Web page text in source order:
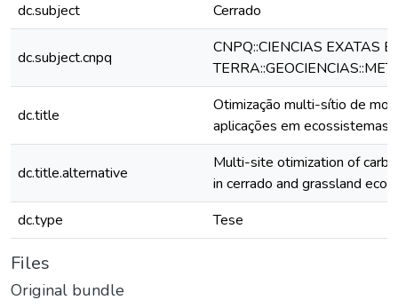
dc.subject
Cerrado
dc.subject.cnpq
CNPQ::CIENCIAS EXATAS
dc.title
Otimização multi-sítio de
aplicações em ecossistemas
dc.title.alternative
Multi-site otimization of
in cerrado and grassland
dc.type
Tese
Files
Original bundle